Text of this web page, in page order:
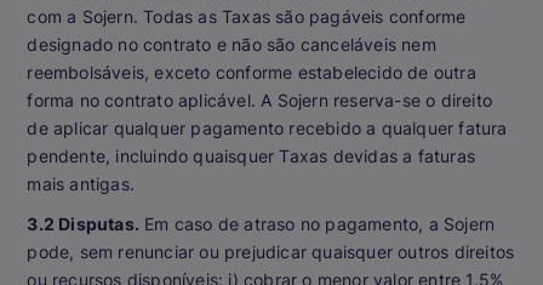
com a Sojern. Todas as Taxas são pagáveis conforme
designado no contrato e não são canceláveis nem
reembolsáveis, exceto conforme estabelecido de outra
forma no contrato aplicável. A Sojern reserva-se o direito
de aplicar qualquer pagamento recebido a qualquer fatura
pendente, incluindo quaisquer Taxas devidas a faturas
mais antigas.
3.2 Disputas. Em caso de atraso no pagamento, a Sojern
pode, sem renunciar ou prejudicar quaisquer outros direitos
ou recursos disponíveis: i) cobrar o menor valor entre 1,5%